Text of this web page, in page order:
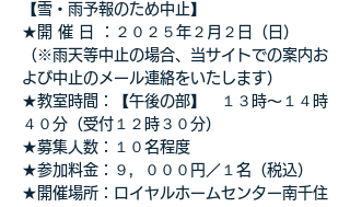
【雪・雨予報のため中止】
★開 催 日 ：２０２５年２月２日（日）
（※雨天等中止の場合、当サイトでの案内お
よび中止のメール連絡をいたします）
★教室時間：【午後の部】　１３時～１４時
４０分（受付１２時３０分）
★募集人数：１０名程度
★参加料金：９，０００円／１名（税込）
★開催場所：ロイヤルホームセンター南千住